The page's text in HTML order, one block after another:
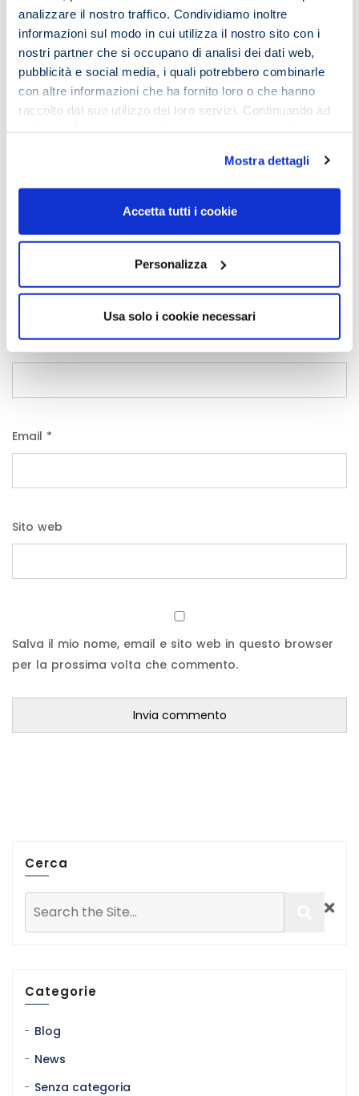
analizzare il nostro traffico. Condividiamo inoltre
informazioni sul modo in cui utilizza il nostro sito con i
nostri partner che si occupano di analisi dei dati web,
pubblicità e social media, i quali potrebbero combinarle
con altre informazioni che ha fornito loro o che hanno
raccolto dal suo utilizzo dei loro servizi. Continuando ad
Mostra dettagli
Accetta tutti i cookie
Personalizza
Usa solo i cookie necessari
Lascia un commento
Il tuo indirizzo email non sarà pubblicato.
I campi
obbligatori sono contrassegnati
*
Commento
Nome*
Email *
Sito web
Salva il mio nome, email e sito web in questo browser
per la prossima volta che commento.
Cerca
Categorie
Blog
News
Senza categoria